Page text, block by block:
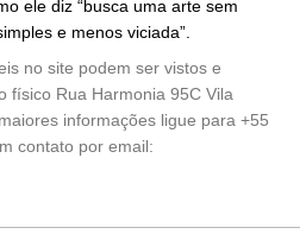
ele diz “busca uma arte sem
e menos viciada”.
no site podem ser vistos e
físico Rua Harmonia 95C Vila
informações ligue para +55
contato por email: